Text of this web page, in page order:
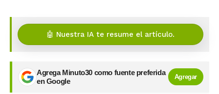
🤖 Nuestra IA te resume el artículo.
Agrega Minuto30 como fuente preferida
en Google
Agregar